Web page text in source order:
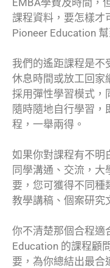
課程資料，要怎樣才
Pioneer Education 幫
我們的遙距課程是不
休息時間或放工回家
採用彈性學習模式，
隨時隨地自行學習，
程，一舉兩得。
如果你對課程有不明
同學溝通、交流，大
要，您可獲得不同種
教學講稿、個案研究
你不清楚那個合程適
Education 的課程顧
要，為你總結出最合